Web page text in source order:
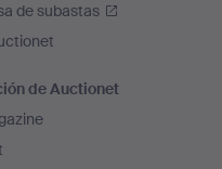
de subastas
de Auctionet